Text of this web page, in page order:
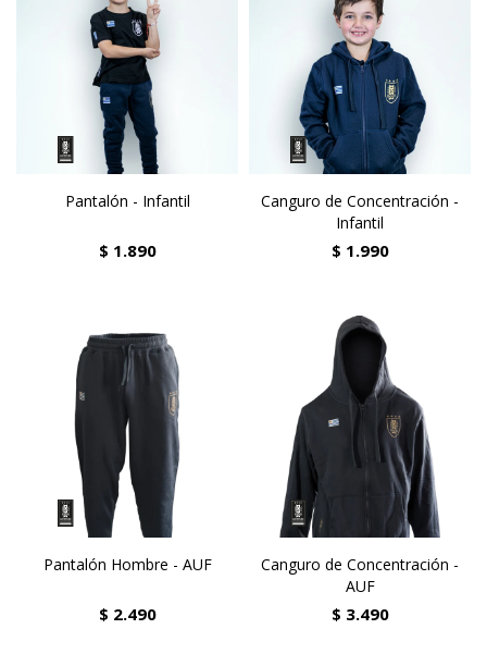
Pantalón - Infantil
$ 1.890
Canguro de Concentración -
Infantil
$ 1.990
Pantalón Hombre - AUF
$ 2.490
Canguro de Concentración -
AUF
$ 3.490